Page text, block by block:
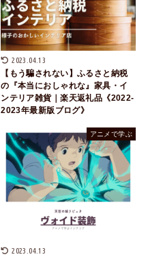
2023.04.13
【もう騙されない】ふるさと納税
の『本当におしゃれな』家具・イ
ンテリア雑貨｜楽天返礼品《2022-
2023年最新版ブログ》
アニメで学ぶ
2023.04.13